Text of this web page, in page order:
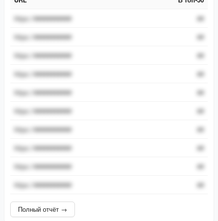
URL
https://###########
##
https://###########
##
https://###########
##
https://###########
##
https://###########
##
https://###########
##
https://###########
##
https://###########
##
https://###########
##
https://###########
##
Полный отчёт →